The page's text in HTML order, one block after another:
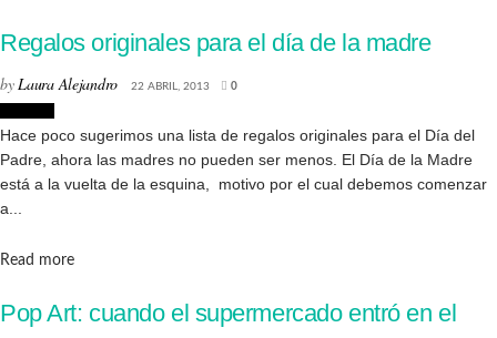
Regalos originales para el día de la madre
byLaura Alejandro 22 ABRIL, 2013 0
Hace poco sugerimos una lista de regalos originales para el Día del
Padre, ahora las madres no pueden ser menos. El Día de la Madre
está a la vuelta de la esquina, motivo por el cual debemos comenzar
a...
Read moreDetails
Pop Art: cuando el supermercado entró en el